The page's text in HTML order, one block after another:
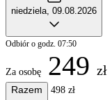
niedziela, 09.08.2026
Odbiór o godz. 07:50
Za osobę 249 zł
Razem 498 zł